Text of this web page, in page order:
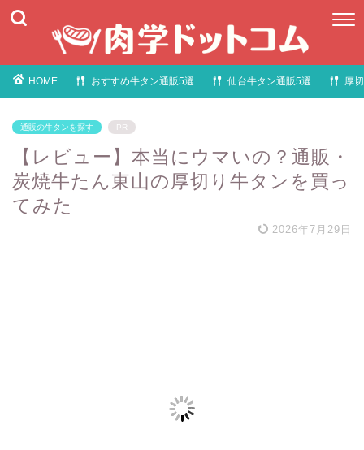
HOME おすすめ牛タン通販5選 仙台牛タン通販5選 厚
通販の牛タンを探す PR
【レビュー】本当にウマいの？通販・
炭焼牛たん東山の厚切り牛タンを買っ
てみた
2026年7月29日